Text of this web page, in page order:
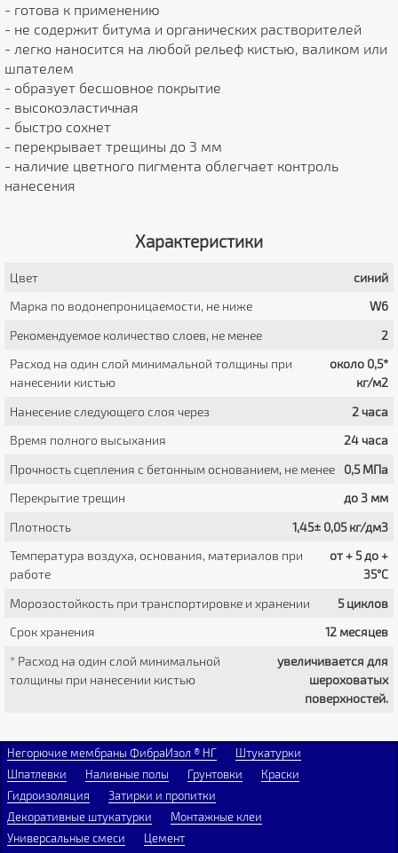
- готова к применению
- не содержит битума и органических растворителей
- легко наносится на любой рельеф кистью, валиком или
шпателем
- образует бесшовное покрытие
- высокоэластичная
- быстро сохнет
- перекрывает трещины до 3 мм
- наличие цветного пигмента облегчает контроль
нанесения
Характеристики
Цвет
синий
Марка по водонепроницаемости, не ниже
W6
Рекомендуемое количество слоев, не менее
2
Расход на один слой минимальной толщины при
нанесении кистью
около 0,5*
кг/м2
Нанесение следующего слоя через
2 часа
Время полного высыхания
24 часа
Прочность сцепления с бетонным основанием, не менее
0,5 МПа
Перекрытие трещин
до 3 мм
Плотность
1,45± 0,05 кг/дм3
Температура воздуха, основания, материалов при
работе
от + 5 до +
35°С
Морозостойкость при транспортировке и хранении
5 циклов
Срок хранения
12 месяцев
* Расход на один слой минимальной
толщины при нанесении кистью
увеличивается для
шероховатых
поверхностей.
Негорючие мембраны ФибраИзол ® НГ
Штукатурки
Шпатлевки
Наливные полы Грунтовки
Краски
Гидроизоляция
Затирки и пропитки
Декоративные штукатурки
Монтажные клеи
Универсальные смеси
Цемент